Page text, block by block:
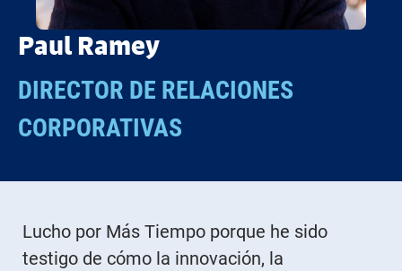
Paul Ramey
DIRECTOR DE RELACIONES
CORPORATIVAS
Lucho por Más Tiempo porque he sido
testigo de cómo la innovación, la